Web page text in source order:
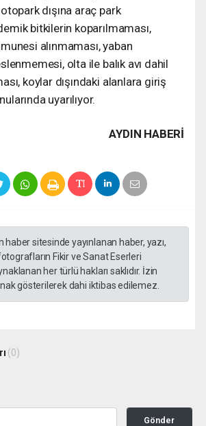
dışına araç park
bitkilerin koparılmaması,
alınmaması, yaban
olta ile balık avı dahil
koylar dışındaki alanlara giriş
uyarılıyor.
AYDIN HABERİ
sitesinde yayınlanan haber, yazı,
Fikir ve Sanat Eserleri
her türlü hakları saklıdır. İzin
gösterilerek dahi iktibas edilemez.
(0)
Gönder